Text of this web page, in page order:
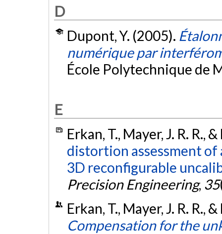
D
Dupont, Y. (2005).
numérique par
École Polytechnique de
E
Erkan, T., Mayer, J. R. R.,
distortion assessment of
3D reconfigurable
Precision Engineering, 35
Erkan, T., Mayer, J. R. R.,
Compensation for the